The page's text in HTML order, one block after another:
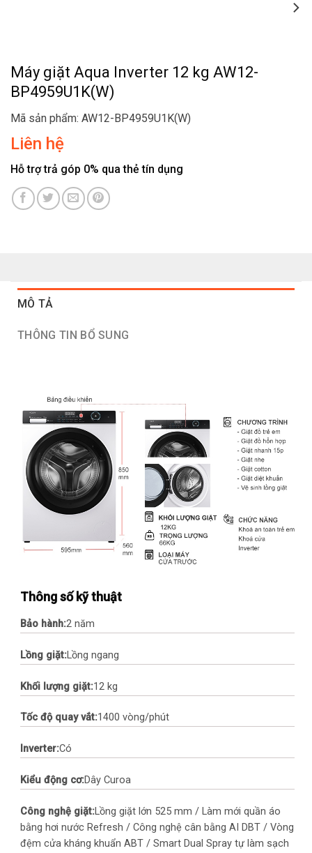
Máy giặt Aqua Inverter 12 kg AW12-
BP4959U1K(W)
Mã sản phẩm: AW12-BP4959U1K(W)
Liên hệ
Hỗ trợ trả góp 0% qua thẻ tín dụng
MÔ TẢ
THÔNG TIN BỔ SUNG
Thông số kỹ thuật
Bảo hành:2 năm
Lồng giặt:Lồng ngang
Khối lượng giặt:12 kg
Tốc độ quay vắt:1400 vòng/phút
Inverter:Có
Kiểu động cơ:Dây Curoa
Công nghệ giặt:Lồng giặt lớn 525 mm / Làm mới quần áo
bằng hơi nước Refresh / Công nghệ cân bằng AI DBT / Vòng
đệm cửa kháng khuẩn ABT / Smart Dual Spray tự làm sạch